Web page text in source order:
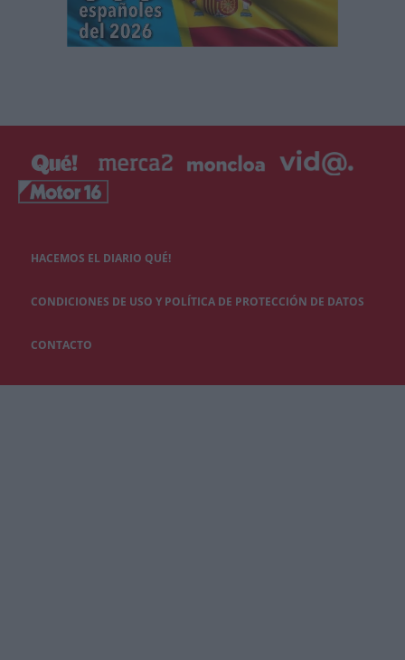
HACEMOS EL DIARIO QUÉ!
CONDICIONES DE USO Y POLÍTICA DE PROTECCIÓN DE DATOS
CONTACTO